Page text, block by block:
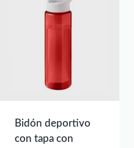
Bidón deportivo
con tapa con